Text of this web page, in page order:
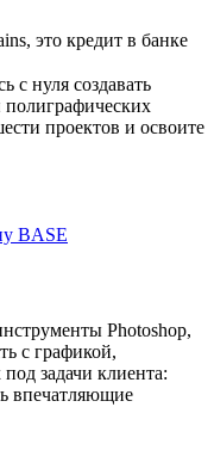
это кредит в банке
с нуля создавать
проектов и освоите
BASE
Photoshop,
с графикой,
задачи клиента:
впечатляющие